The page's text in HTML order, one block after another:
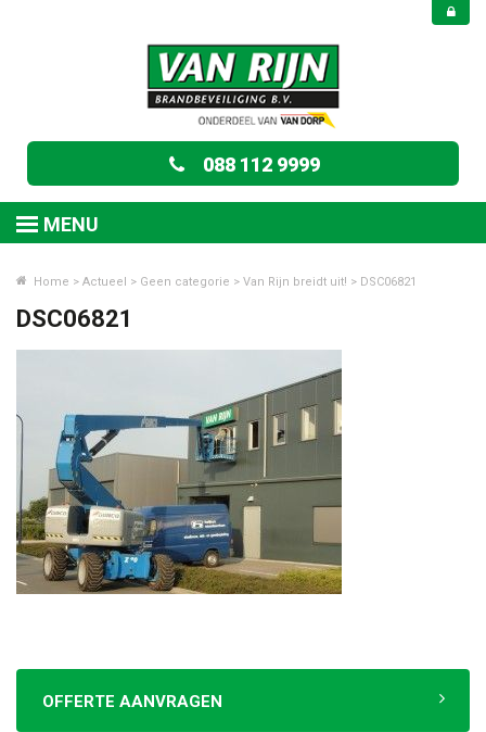
088 112 9999
MENU
Home > Actueel > Geen categorie > Van Rijn breidt uit! > DSC06821
DSC06821
OFFERTE AANVRAGEN